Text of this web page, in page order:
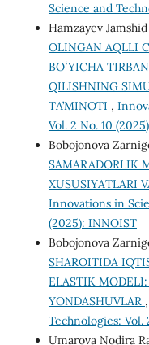
Science and
Hamzayev Jamshid
OLINGAN AQLLI
BOʻYICHA
QILISHNING
TA’MINOTI ,
Vol. 2 No. 10
Bobojonova
SAMARADORLIK
XUSUSIYATLARI
Innovations in
(2025): INNOIST
Bobojonova
SHAROITIDA
ELASTIK
YONDASHUVLAR ,
Technologies: Vol.
Umarova Nodira